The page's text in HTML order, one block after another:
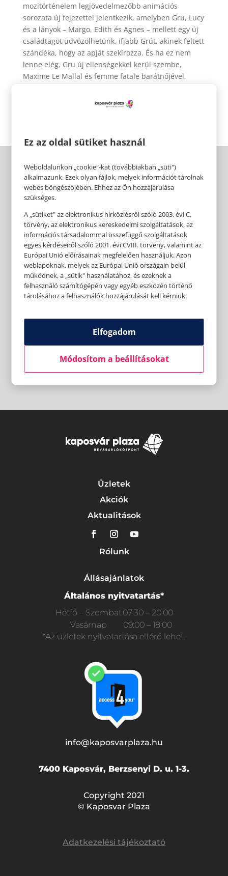
mozitörténelem legjövedelmezőbb animációs
sorozata új fejezettel jelentkezik, amelyben Gru, Lucy
és a lányok – Margo, Edith és Agnes – mellett egy új
családtagot üdvözölhetünk, ifjabb Grút, akinek feltett
szándéka, hogy az apját szekírozza. És ha ez nem
lenne elég, Gru új ellenségekkel kerül szembe,
Maxime Le Mallal és femme fatale barátnőjével,
Üzletek
Akciók
Aktualitások
Rólunk
Állásajánlatok
Általános nyitvatartás*
Hétfő – Szombat07:30 – 20:00
Vasárnap
09:00 – 18:00
*Az üzletek nyitvatartása eltérő lehet.
info@kaposvarplaza.hu
7400 Kaposvár, Berzsenyi D. u. 1-3.
Copyright 2021
© Kaposvar Plaza
Adatkezelési tájékoztató
Ez az oldal sütiket használ
Weboldalunkon „cookie"-kat (továbbiakban „süti")
alkalmazunk. Ezek olyan fájlok, melyek információt tárolnak
webes böngészőjében. Ehhez az Ön hozzájárulása
szükséges.
A „sütiket" az elektronikus hírközlésről szóló 2003. évi C.
törvény, az elektronikus kereskedelmi szolgáltatások, az
információs társadalommal összefüggő szolgáltatások
egyes kérdéseiről szóló 2001. évi CVIII. törvény, valamint az
Európai Unió előírásainak megfelelően használjuk. Azon
weblapoknak, melyek az Európai Unió országain belül
működnek, a „sütik" használatához, és ezeknek a
felhasználó számítógépén vagy egyéb eszközén történő
tárolásához a felhasználók hozzájárulását kell kérniük.
Elfogadom
Módosítom a beállításokat